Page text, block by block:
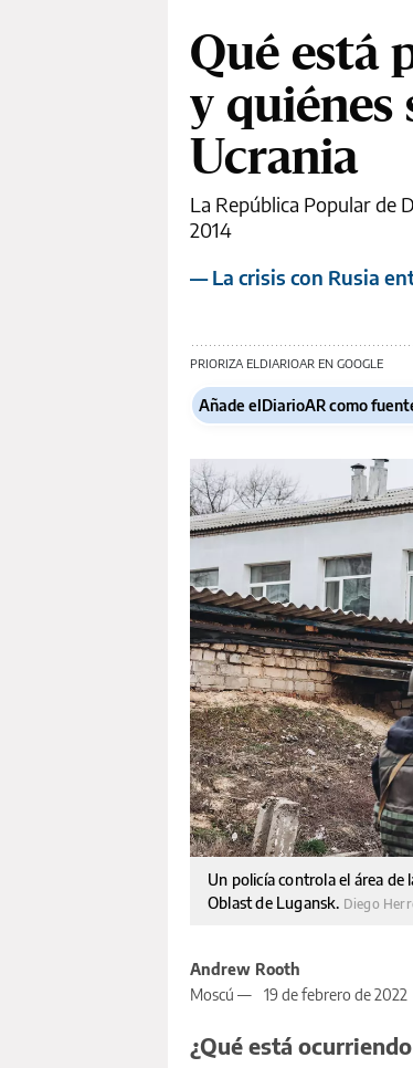
Qué está
y quiénes
Ucrania
La República Popular de
2014
— La crisis con Rusia
PRIORIZA ELDIARIOAR EN GOOGLE
Añade elDiarioAR como
Un policía controla el área
Oblast de Lugansk. Diego
Andrew Rooth
Moscú —
19 de febrero de 2022
¿Qué está